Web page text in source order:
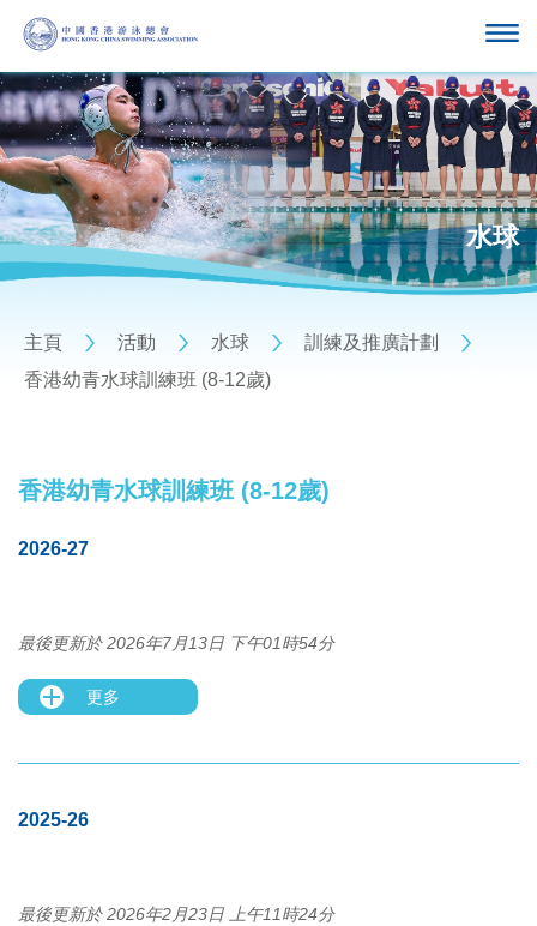
水球
主頁 活動 水球
訓練及推廣計劃
香港幼青水球訓練班 (8-12歲)
香港幼青水球訓練班 (8-12歲)
2026-27
最後更新於 2026年7月13日 下午01時54分
更多
2025-26
最後更新於 2026年2月23日 上午11時24分